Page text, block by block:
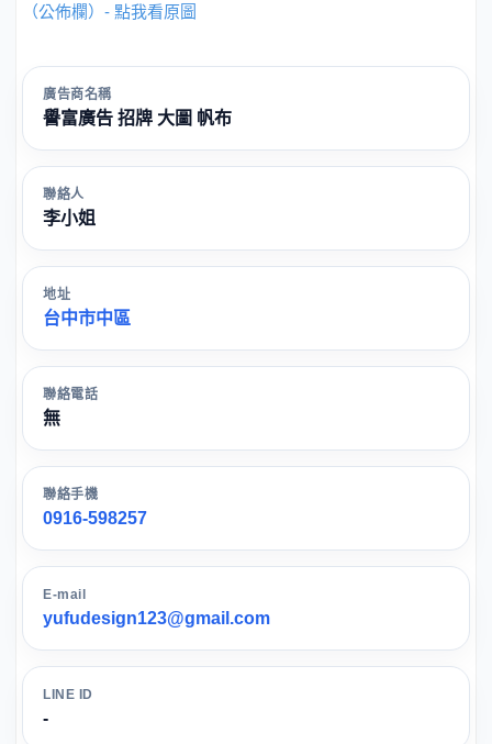
（公佈欄）- 點我看原圖
廣告商名稱
譽富廣告 招牌 大圖 帆布
聯絡人
李小姐
地址
台中市中區
聯絡電話
無
聯絡手機
0916-598257
E-mail
yufudesign123@gmail.com
LINE ID
-